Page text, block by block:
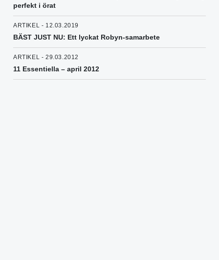
perfekt i örat
ARTIKEL - 12.03.2019
BÄST JUST NU: Ett lyckat Robyn-samarbete
ARTIKEL - 29.03.2012
11 Essentiella – april 2012